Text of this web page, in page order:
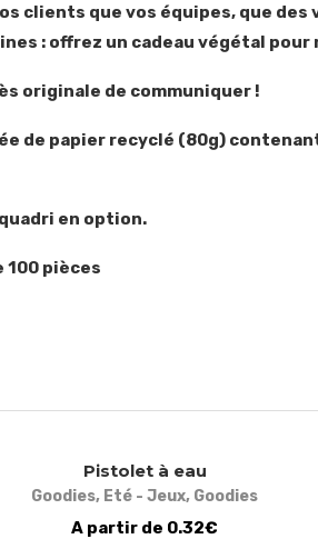
clients que vos équipes, que
: offrez un cadeau végétal
originale de communiquer !
de papier recyclé (80g)
en option.
100 pièces
Pistolet à eau
Goodies, Eté - Jeux, Goodies
A partir de 0.32€